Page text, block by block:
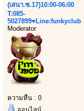
(เสนา.ซ.17)10:00-06:00
T:085-
5027899♥Line:funkyclub
Moderator
ความหื่น : 0